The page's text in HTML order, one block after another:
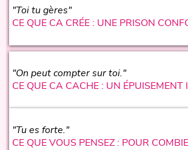
"Toi tu gères"
CE QUE CA CRÉE : UNE PRISON
"On peut compter sur toi."
CE QUE CA CACHE : UN ÉPUISEMENT
"Tu es forte."
CE QUE VOUS PENSEZ : POUR